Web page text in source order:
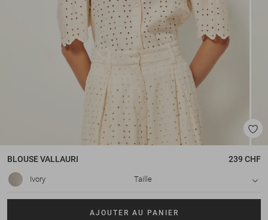
BLOUSEVALLAURI 239 CHF
Ivory Taille
AJOUTER AU PANIER